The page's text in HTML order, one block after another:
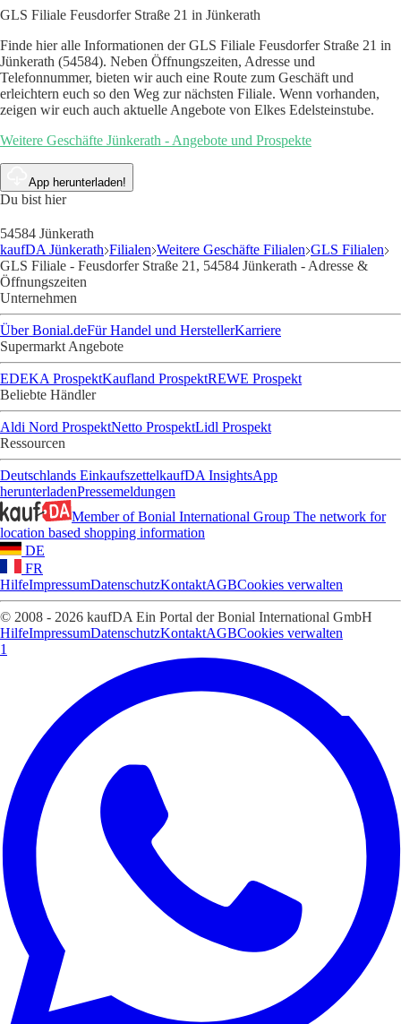
GLS Filiale Feusdorfer Straße 21 in Jünkerath
Finde hier alle Informationen der GLS Filiale Feusdorfer Straße 21 in
Jünkerath (54584). Neben Öffnungszeiten, Adresse und
Telefonnummer, bieten wir auch eine Route zum Geschäft und
erleichtern euch so den Weg zur nächsten Filiale. Wenn vorhanden,
zeigen wir euch auch aktuelle Angebote von Elkes Edelsteinstube.
Weitere Geschäfte Jünkerath - Angebote und Prospekte
App herunterladen!
Du bist hier
54584 Jünkerath
kaufDA Jünkerath Filialen Weitere Geschäfte Filialen GLS Filialen
GLS Filiale - Feusdorfer Straße 21, 54584 Jünkerath - Adresse &
Öffnungszeiten
Unternehmen
Über Bonial.deFür Handel und HerstellerKarriere
Supermarkt Angebote
EDEKA ProspektKaufland ProspektREWE Prospekt
Beliebte Händler
Aldi Nord ProspektNetto ProspektLidl Prospekt
Ressourcen
Deutschlands EinkaufszettelkaufDA InsightsApp
herunterladenPressemeldungen
Member of Bonial International Group The network for
location based shopping information
DE
FR
HilfeImpressumDatenschutzKontaktAGBCookies verwalten
© 2008 - 2026 kaufDA Ein Portal der Bonial International GmbH
HilfeImpressumDatenschutzKontaktAGBCookies verwalten
1